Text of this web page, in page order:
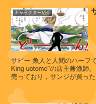
ド
ル
ド
3
ス
キャラクター紹介
サピー 魚人と人間のハーフで、ローグタウンの魚屋"THE Fisherman
King uotome"の店主兼漁師